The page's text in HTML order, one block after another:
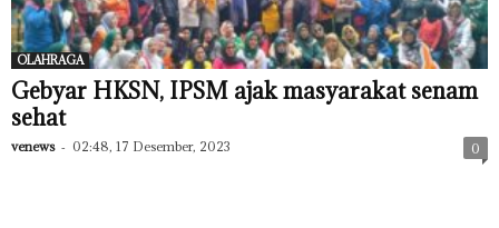
OLAHRAGA
Gebyar HKSN, IPSM ajak masyarakat senam
sehat
venews - 02:48, 17 Desember, 2023 0